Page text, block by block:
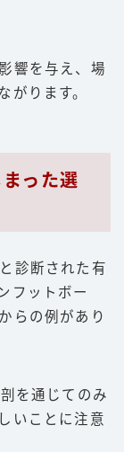
響を与え、場
がります。
った選
診断された有
フットボー
らの例があり
を通じてのみ
いことに注意